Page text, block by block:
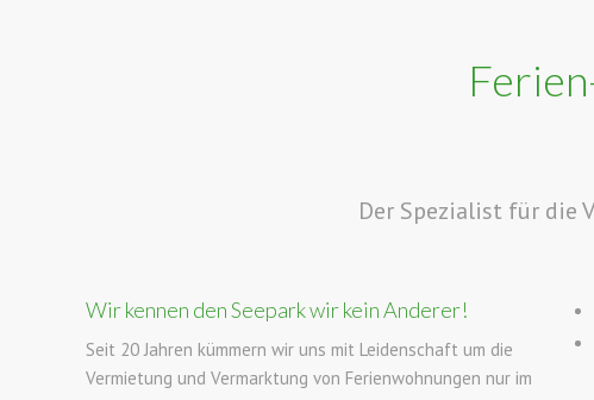
Der Spezialist für die
Wir kennen den Seepark wir kein Anderer!
Seit 20 Jahren kümmern wir uns mit Leidenschaft um die
Vermietung und Vermarktung von Ferienwohnungen nur im